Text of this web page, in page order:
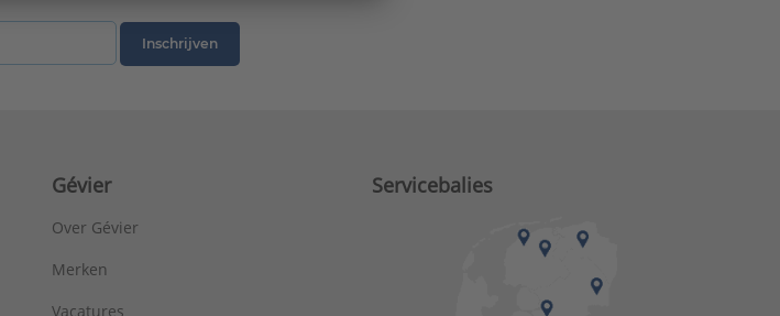
Inschrijven
Gévier
Over Gévier
Merken
Vacatures
Servicebalies